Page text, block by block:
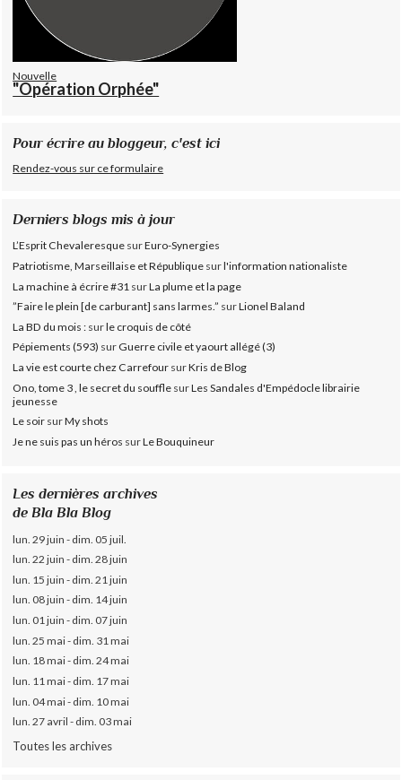
Nouvelle
"Opération Orphée"
Pour écrire au bloggeur, c'est ici
Rendez-vous sur ce formulaire
Derniers blogs mis à jour
L’Esprit Chevaleresque surEuro-Synergies
Patriotisme, Marseillaise et République surl'information nationaliste
La machine à écrire #31 surLa plume et la page
”Faire le plein [de carburant] sans larmes.” surLionel Baland
La BD du mois : surle croquis de côté
Pépiements (593) surGuerre civile et yaourt allégé (3)
La vie est courte chez Carrefour surKris de Blog
Ono, tome 3 , le secret du souffle surLes Sandales d'Empédocle librairie
jeunesse
Le soir surMy shots
Je ne suis pas un héros surLe Bouquineur
Les dernières archives
de Bla Bla Blog
lun. 29 juin - dim. 05 juil.
lun. 22 juin - dim. 28 juin
lun. 15 juin - dim. 21 juin
lun. 08 juin - dim. 14 juin
lun. 01 juin - dim. 07 juin
lun. 25 mai - dim. 31 mai
lun. 18 mai - dim. 24 mai
lun. 11 mai - dim. 17 mai
lun. 04 mai - dim. 10 mai
lun. 27 avril - dim. 03 mai
Toutes les archives